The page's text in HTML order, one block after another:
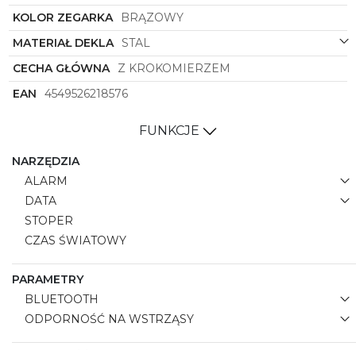
KOLOR ZEGARKA
BRĄZOWY
MATERIAŁ DEKLA STAL
CECHA GŁÓWNA Z KROKOMIERZEM
EAN
4549526218576
FUNKCJE
NARZĘDZIA
ALARM
DATA
STOPER
CZAS ŚWIATOWY
PARAMETRY
BLUETOOTH
ODPORNOŚĆ NA WSTRZĄSY